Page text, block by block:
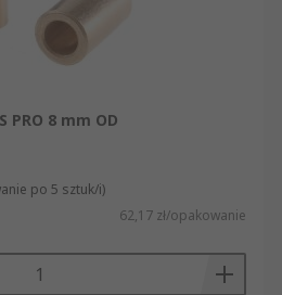
PRO 8 mm OD
po 5 sztuk/i)
62,17 zł/opakowanie